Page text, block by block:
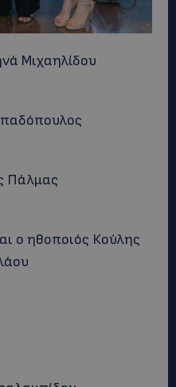
Μιχαηλίδου
Πάλμας
ο ηθοποιός Κούλης